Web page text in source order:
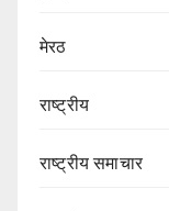
मेरठ
राष्ट्रीय
राष्ट्रीय समाचार